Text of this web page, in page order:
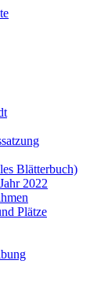
Blätterbuch)
2022
Plätze